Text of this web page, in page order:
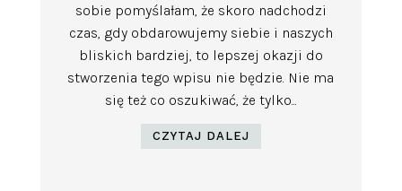
sobie pomyślałam, że skoro nadchodzi
czas, gdy obdarowujemy siebie i naszych
bliskich bardziej, to lepszej okazji do
stworzenia tego wpisu nie będzie. Nie ma
się też co oszukiwać, że tylko...
CZYTAJ DALEJ